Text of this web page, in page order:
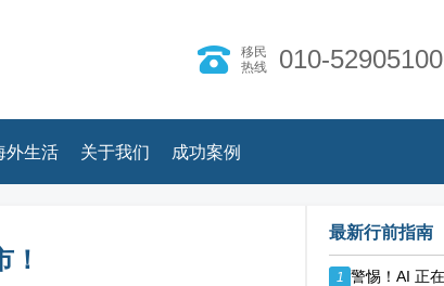
移民
热线
010-52905100
外生活 关于我们 成功案例
最新行前指南
1